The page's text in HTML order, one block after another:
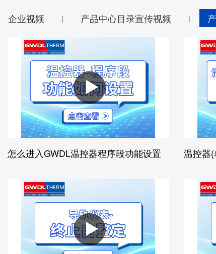
高温窑具
电炉配件
代工服务
企业视频 | 产品中心目录宣传视频 |
怎么进入GWDL温控器程序段功能设置 温控器